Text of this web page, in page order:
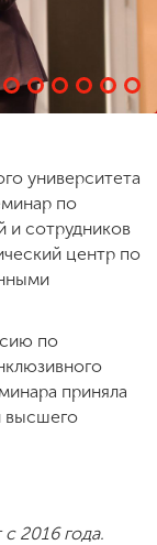
университета
по
и сотрудников
центр по
по
приняла
высшего
2016 года.